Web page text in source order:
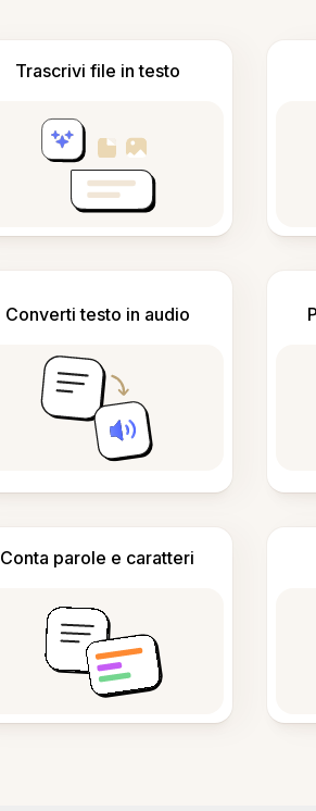
Trascrivi file in testo
Converti testo in audio
Conta parole e caratteri